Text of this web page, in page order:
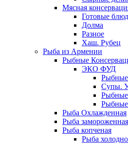
Мясная
Готовые
Долма
Разное
Хаш. Рубец
Рыба из Армении
Рыбные
ЭКО ФУД
Рыбные
Супы.
Рыбные
Рыба Охлажденная
Рыба замороженная
Рыба копченая
Рыба